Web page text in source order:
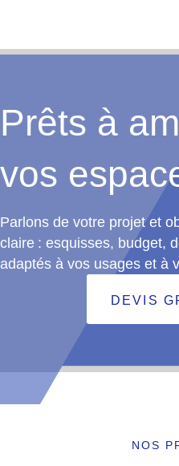
Prêts à
vos
Parlons de votre projet et
claire : esquisses, budget,
adaptés à vos usages et à
DEVIS
NOS